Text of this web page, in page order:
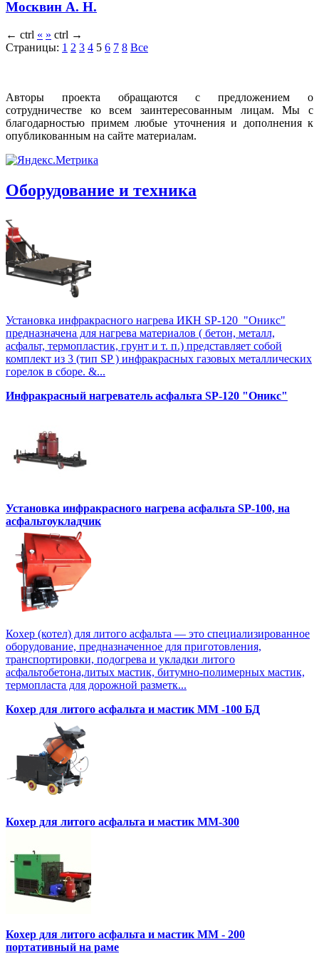
Москвин А. Н.
← ctrl « » ctrl →
Страницы: 1 2 3 4 5 6 7 8 Все
Авторы проекта обращаются с предложением о
сотрудничестве ко всем заинтересованным лицам. Мы с
благодарностью примем любые уточнения и дополнения к
опубликованным на сайте материалам.
Оборудование и техника
Установка инфракрасного нагрева ИКН SP-120 "Оникс"
предназначена для нагрева материалов ( бетон, металл,
асфальт, термопластик, грунт и т. п.) представляет собой
комплект из 3 (тип SP ) инфракрасных газовых металлических
горелок в сборе. &...
Инфракрасный нагреватель асфальта SP-120 "Оникс"
Установка инфракрасного нагрева асфальта SP-100, на
асфальтоукладчик
Кохер (котел) для литого асфальта — это специализированное
оборудование, предназначенное для приготовления,
транспортировки, подогрева и укладки литого
асфальтобетона,литых мастик, битумно-полимерных мастик,
термопласта для дорожной разметк...
Кохер для литого асфальта и мастик MM -100 БД
Кохер для литого асфальта и мастик MM-300
Кохер для литого асфальта и мастик MM - 200
портативный на раме